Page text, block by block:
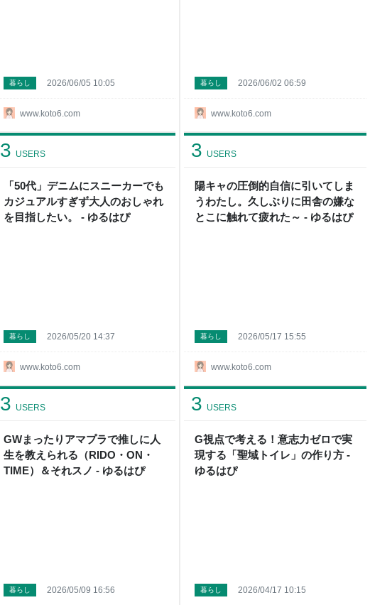
www.koto6.com
暮らし 2026/06/05 10:05
www.koto6.com
暮らし 2026/06/02 06:59
「50代」デニムにスニーカーでも
カジュアルすぎず大人のおしゃれ
を目指したい。 - ゆるはぴ
3 USERS
www.koto6.com
暮らし 2026/05/20 14:37
陽キャの圧倒的自信に引いてしま
うわたし。久しぶりに田舎の嫌な
とこに触れて疲れた～ - ゆるはぴ
3 USERS
www.koto6.com
暮らし 2026/05/17 15:55
GWまったりアマプラで推しに人
生を教えられる（RIDO・ON・
TIME）＆それスノ - ゆるはぴ
3 USERS
暮らし 2026/05/09 16:56
G視点で考える！意志力ゼロで実
現する「聖域トイレ」の作り方 -
ゆるはぴ
3 USERS
暮らし 2026/04/17 10:15